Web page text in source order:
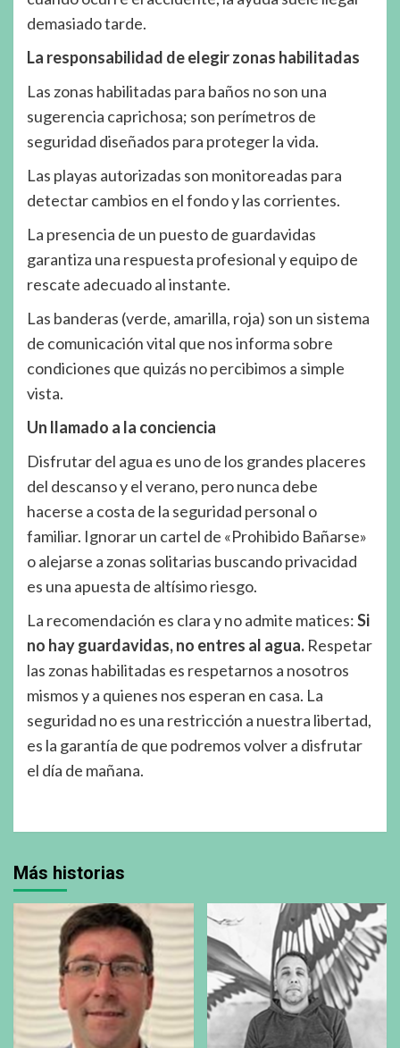
demasiado tarde.
La responsabilidad de elegir zonas habilitadas
Las zonas habilitadas para baños no son una
sugerencia caprichosa; son perímetros de
seguridad diseñados para proteger la vida.
Las playas autorizadas son monitoreadas para
detectar cambios en el fondo y las corrientes.
La presencia de un puesto de guardavidas
garantiza una respuesta profesional y equipo de
rescate adecuado al instante.
Las banderas (verde, amarilla, roja) son un sistema
de comunicación vital que nos informa sobre
condiciones que quizás no percibimos a simple
vista.
Un llamado a la conciencia
Disfrutar del agua es uno de los grandes placeres
del descanso y el verano, pero nunca debe
hacerse a costa de la seguridad personal o
familiar. Ignorar un cartel de «Prohibido Bañarse»
o alejarse a zonas solitarias buscando privacidad
es una apuesta de altísimo riesgo.
La recomendación es clara y no admite matices:Si
no hay guardavidas, no entres al agua. Respetar
las zonas habilitadas es respetarnos a nosotros
mismos y a quienes nos esperan en casa. La
seguridad no es una restricción a nuestra libertad,
es la garantía de que podremos volver a disfrutar
el día de mañana.
Más historias